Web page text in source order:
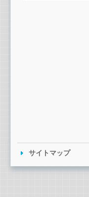
サイトマップ